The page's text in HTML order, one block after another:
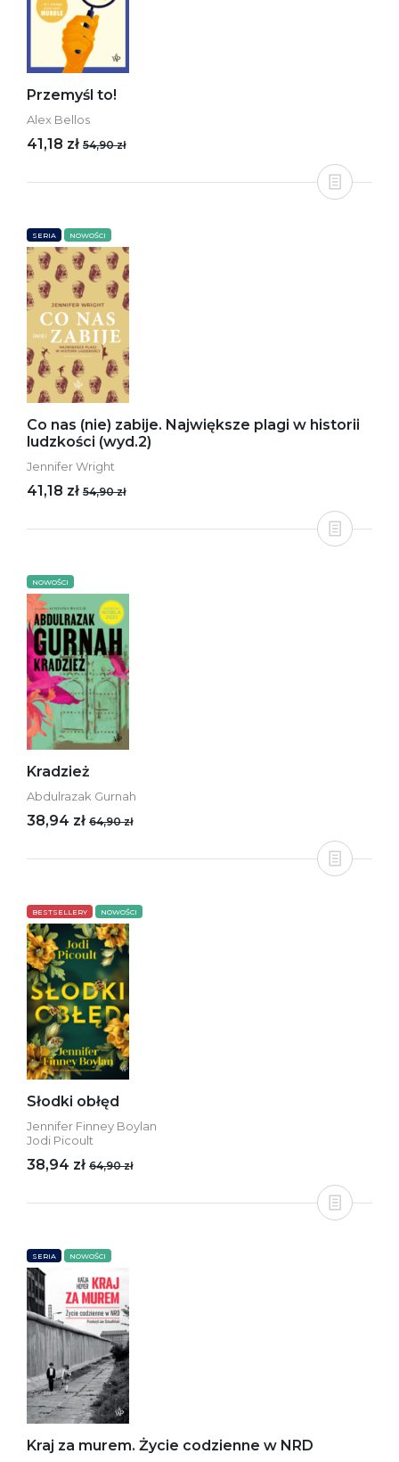
Przemyśl to!
Alex Bellos
41,18 zł 54,90 zł
SERIA NOWOŚCI
Co nas (nie) zabije. Największe plagi w historii
ludzkości (wyd.2)
Jennifer Wright
41,18 zł 54,90 zł
NOWOŚCI
Kradzież
Abdulrazak Gurnah
38,94 zł 64,90 zł
BESTSELLERY NOWOŚCI
Słodki obłęd
Jennifer Finney Boylan
Jodi Picoult
38,94 zł 64,90 zł
SERIA NOWOŚCI
Kraj za murem. Życie codzienne w NRD